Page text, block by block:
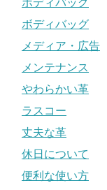
ボディバッグ
メディア・広告
メンテナンス
やわらかい革
ラスコー
丈夫な革
休日について
便利な使い方